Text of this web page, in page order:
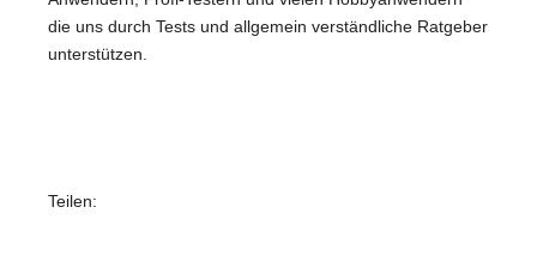
die uns durch Tests und allgemein verständliche Ratgeber
unterstützen.
Teilen: